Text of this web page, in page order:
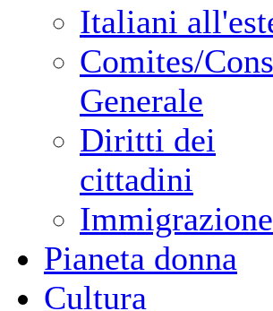
Italiani
Comites/
Generale
Diritti dei
cittadini
Immigrazione
Pianeta donna
Cultura